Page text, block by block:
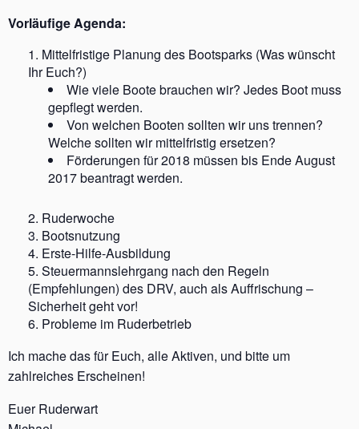
Vorläufige Agenda:
Mittelfristige Planung des Bootsparks (Was wünscht
Ihr Euch?)
Wie viele Boote brauchen wir? Jedes Boot muss
gepflegt werden.
Von welchen Booten sollten wir uns trennen?
Welche sollten wir mittelfristig ersetzen?
Förderungen für 2018 müssen bis Ende August
2017 beantragt werden.
Ruderwoche
Bootsnutzung
Erste-Hilfe-Ausbildung
Steuermannslehrgang nach den Regeln
(Empfehlungen) des DRV, auch als Auffrischung –
Sicherheit geht vor!
Probleme im Ruderbetrieb
Ich mache das für Euch, alle Aktiven, und bitte um
zahlreiches Erscheinen!
Euer Ruderwart